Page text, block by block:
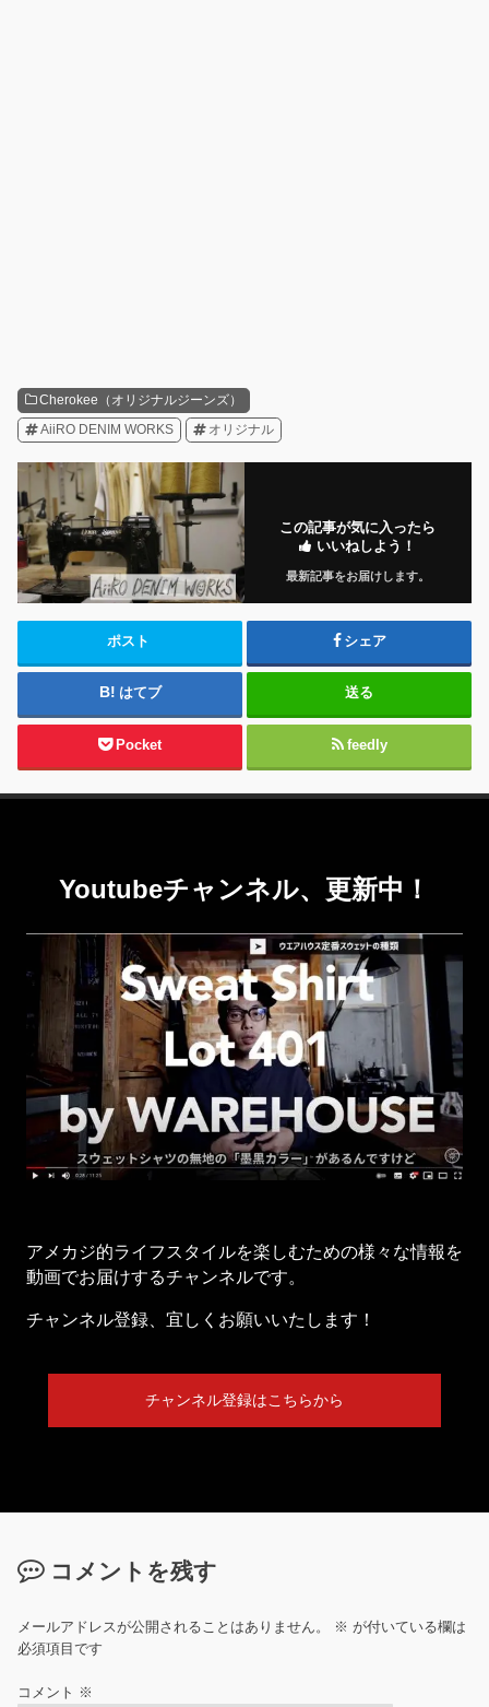
Cherokee（オリジナルジーンズ）
AiiRO DENIM WORKS
オリジナル
この記事が気に入ったら
いいねしよう！
最新記事をお届けします。
ポスト シェア
はてブ 送る
Pocket feedly
Youtubeチャンネル、更新中！
アメカジ的ライフスタイルを楽しむための様々な情報を
動画でお届けするチャンネルです。
チャンネル登録、宜しくお願いいたします！
チャンネル登録はこちらから
コメントを残す
メールアドレスが公開されることはありません。 ※ が付いている欄は
必須項目です
コメント ※